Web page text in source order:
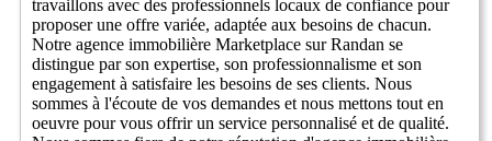
travaillons avec des professionnels locaux de confiance pour
proposer une offre variée, adaptée aux besoins de chacun.
Notre agence immobilière Marketplace sur Randan se
distingue par son expertise, son professionnalisme et son
engagement à satisfaire les besoins de ses clients. Nous
sommes à l'écoute de vos demandes et nous mettons tout en
oeuvre pour vous offrir un service personnalisé et de qualité.